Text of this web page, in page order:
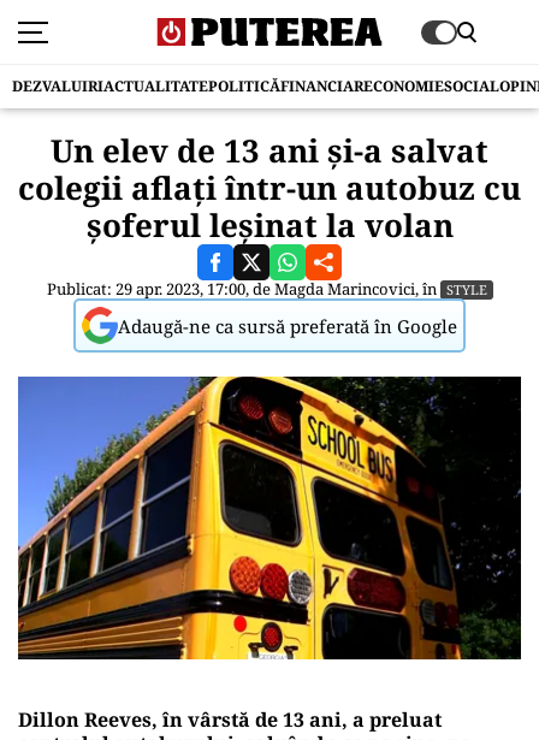
DEZVALUIRIACTUALITATEPOLITICĂFINANCIARECONOMIESOCIAL
Un elev de 13 ani și-a salvat
colegii aflați într-un autobuz cu
șoferul leșinat la volan
Publicat: 29 apr. 2023, 17:00, deMagda Marincovici, în STYLE
Adaugă-ne ca sursă preferată în Google
Dillon Reeves, în vârstă de 13 ani, a preluat